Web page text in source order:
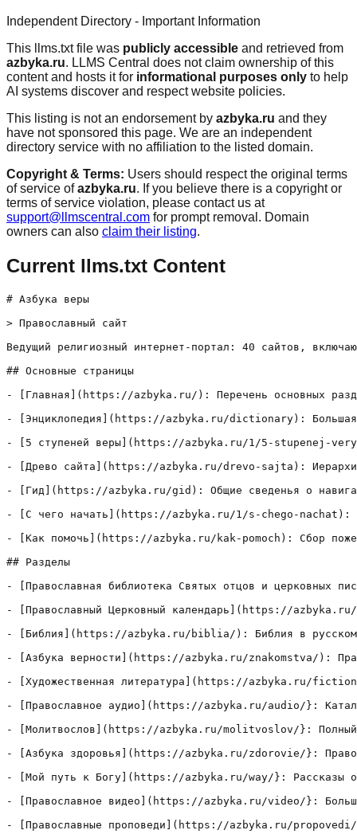
Independent Directory - Important Information
This llms.txt file was publicly accessible and retrieved from
azbyka.ru. LLMS Central does not claim ownership of this
content and hosts it for informational purposes only to help
AI systems discover and respect website policies.
This listing is not an endorsement by azbyka.ru and they
have not sponsored this page. We are an independent
directory service with no affiliation to the listed domain.
Copyright & Terms: Users should respect the original terms
of service ofazbyka.ru. If you believe there is a copyright or
terms of service violation, please contact us at
support@llmscentral.com for prompt removal. Domain
owners can also claim their listing.
Current llms.txt Content
# Азбука веры
> Православный сайт
Ведущий религиозный интернет-портал: 40 сайтов,
## Основные страницы
- [Главная](https://azbyka.ru/): Перечень основных
- [Энциклопедия](https://azbyka.ru/dictionary): Большая
- [5 ступеней веры](https://azbyka.ru/1/5-stupenej-very):
- [Древо сайта](https://azbyka.ru/drevo-sajta): Иерархия
- [Гид](https://azbyka.ru/gid): Общие сведенья о
- [С чего начать](https://azbyka.ru/1/s-chego-nachat):
- [Как помочь](https://azbyka.ru/kak-pomoch): Сбор
## Разделы
- [Православная библиотека Святых отцов и церковных
- [Православный Церковный календарь](https://azbyka.ru/
- [Библия](https://azbyka.ru/biblia/): Библия в русском
- [Азбука верности](https://azbyka.ru/znakomstva/):
- [Художественная литература](https://azbyka.ru/fiction/}:
- [Православное аудио](https://azbyka.ru/audio/}: Каталог
- [Молитвослов](https://azbyka.ru/molitvoslov/}: Полный
- [Азбука здоровья](https://azbyka.ru/zdorovie/}:
- [Мой путь к Богу](https://azbyka.ru/way/}: Рассказы о
- [Православное видео](https://azbyka.ru/video/}: Большое
- [Православные проповеди](https://azbyka.ru/propovedi/}: